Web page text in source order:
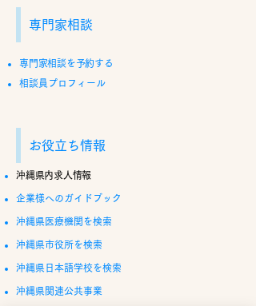
専門家相談
専門家相談を予約する
相談員プロフィール
お役立ち情報
沖縄県内求人情報
企業様へのガイドブック
沖縄県医療機関を検索
沖縄県市役所を検索
沖縄県日本語学校を検索
沖縄県関連公共事業